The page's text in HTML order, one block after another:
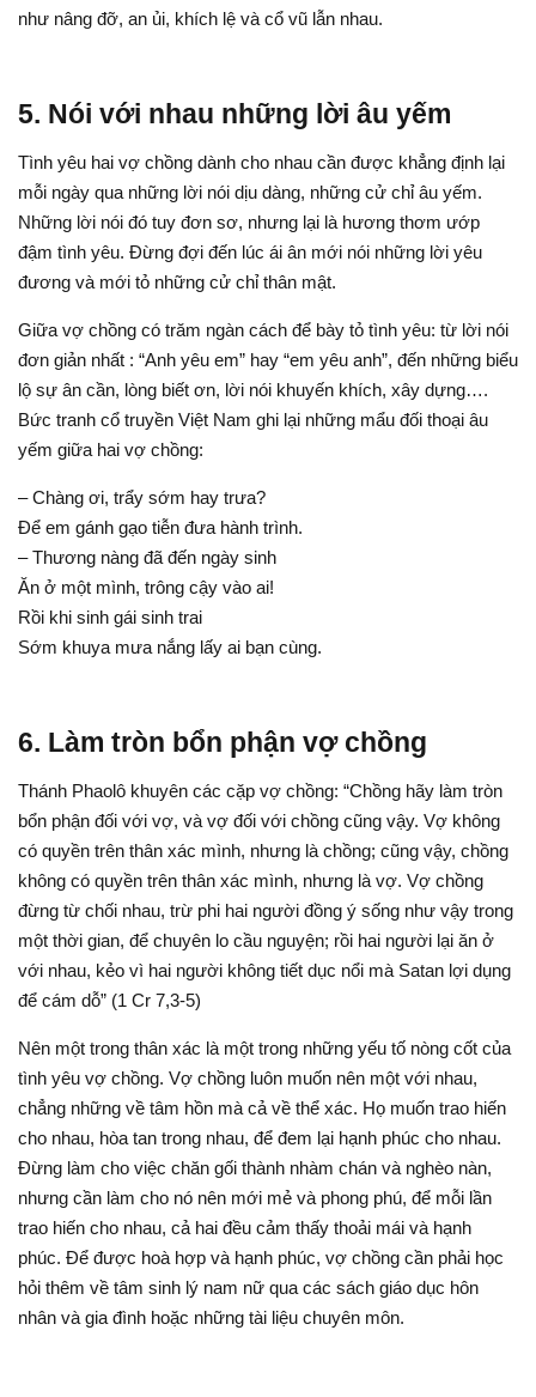
như nâng đỡ, an ủi, khích lệ và cổ vũ lẫn nhau.
5. Nói với nhau những lời âu yếm
Tình yêu hai vợ chồng dành cho nhau cần được khẳng định lại
mỗi ngày qua những lời nói dịu dàng, những cử chỉ âu yếm.
Những lời nói đó tuy đơn sơ, nhưng lại là hương thơm ướp
đậm tình yêu. Đừng đợi đến lúc ái ân mới nói những lời yêu
đương và mới tỏ những cử chỉ thân mật.
Giữa vợ chồng có trăm ngàn cách để bày tỏ tình yêu: từ lời nói
đơn giản nhất : “Anh yêu em” hay “em yêu anh”, đến những biểu
lộ sự ân cần, lòng biết ơn, lời nói khuyến khích, xây dựng….
Bức tranh cổ truyền Việt Nam ghi lại những mẩu đối thoại âu
yếm giữa hai vợ chồng:
– Chàng ơi, trẩy sớm hay trưa?
Để em gánh gạo tiễn đưa hành trình.
– Thương nàng đã đến ngày sinh
Ăn ở một mình, trông cậy vào ai!
Rồi khi sinh gái sinh trai
Sớm khuya mưa nắng lấy ai bạn cùng.
6. Làm tròn bổn phận vợ chồng
Thánh Phaolô khuyên các cặp vợ chồng: “Chồng hãy làm tròn
bổn phận đối với vợ, và vợ đối với chồng cũng vậy. Vợ không
có quyền trên thân xác mình, nhưng là chồng; cũng vậy, chồng
không có quyền trên thân xác mình, nhưng là vợ. Vợ chồng
đừng từ chối nhau, trừ phi hai người đồng ý sống như vậy trong
một thời gian, để chuyên lo cầu nguyện; rồi hai người lại ăn ở
với nhau, kẻo vì hai người không tiết dục nổi mà Satan lợi dụng
để cám dỗ” (1 Cr 7,3-5)
Nên một trong thân xác là một trong những yếu tố nòng cốt của
tình yêu vợ chồng. Vợ chồng luôn muốn nên một với nhau,
chẳng những về tâm hồn mà cả về thể xác. Họ muốn trao hiến
cho nhau, hòa tan trong nhau, để đem lại hạnh phúc cho nhau.
Đừng làm cho việc chăn gối thành nhàm chán và nghèo nàn,
nhưng cần làm cho nó nên mới mẻ và phong phú, để mỗi lần
trao hiến cho nhau, cả hai đều cảm thấy thoải mái và hạnh
phúc. Để được hoà hợp và hạnh phúc, vợ chồng cần phải học
hỏi thêm về tâm sinh lý nam nữ qua các sách giáo dục hôn
nhân và gia đình hoặc những tài liệu chuyên môn.